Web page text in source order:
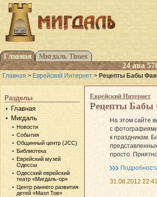
24 ава
Главная > Еврейский Интернет > Рецепты Бабы Фаи
Разделы
Главная
Мигдаль
Новости
События
Общинный центр (JCC)
Библиотека
Еврейский музей
Одессы
Одесский еврейский
театр «Мигдаль-ор»
Центр раннего развития
детей «Мазл Тов»
Еврейский Интернет
Рецепты Бабы
На этом сайте
с
к праздникам.
просто.
31.08.2012 22:43